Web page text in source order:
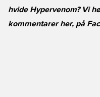
hvide Hypervenom? Vi
kommentarer her, på